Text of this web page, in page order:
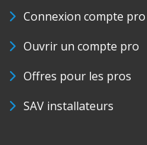
Connexion compte pro
Ouvrir un compte pro
Offres pour les pros
SAV installateurs